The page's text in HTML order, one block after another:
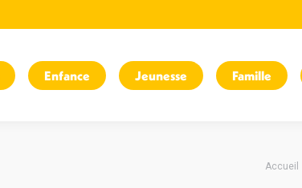
Enfance Jeunesse Famille
Accueil